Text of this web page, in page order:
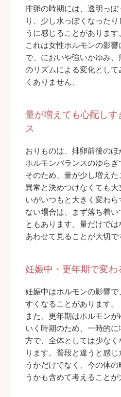
排卵の時期には、透明っ
り、少し水っぽくなった
うに感じることがあります
これは女性ホルモンの影
で、においや強いかゆみ
のリズムによる変化とし
くありません。
量が増えても心配し
ス
おりものは、排卵前後の
ホルモンバランスのゆらぎ
そのため、量が少し増え
異常と決めつけなくても
いがいつもと大きく変わ
ない場合は、まず落ち着い
ともあります。量だけで
あわせて見ることが大切で
妊娠中・更年期で変
妊娠中はホルモンの影響
すくなることがあります。
また、更年期はホルモン
いく時期のため、一時的
方で、全体としては少な
ります。普段と違うと感
うかだけでなく、今の体
うかも含めて考えることが